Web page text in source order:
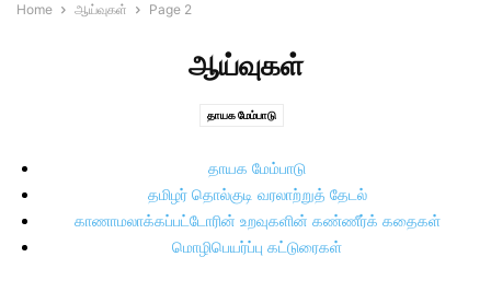
Home ஆய்வுகள் Page 2
ஆய்வுகள்
தாயக மேம்பாடு
தாயக மேம்பாடு
தமிழர் தொல்குடி வரலாற்றுத் தேடல்
காணாமலாக்கப்பட்டோரின் உறவுகளின் கண்ணீர்க் கதைகள்
மொழிபெயர்ப்பு கட்டுரைகள்